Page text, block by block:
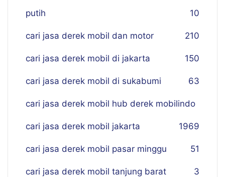
putih 10
cari jasa derek mobil dan motor 210
cari jasa derek mobil di jakarta 150
cari jasa derek mobil di sukabumi 63
cari jasa derek mobil hub derek mobilindo
69
cari jasa derek mobil jakarta 19
cari jasa derek mobil pasar minggu 51
cari jasa derek mobil tanjung barat 3